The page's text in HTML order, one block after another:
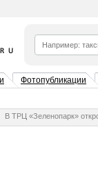
Фотопубликации
В ТРЦ «Зеленопарк»